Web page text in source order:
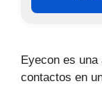
Eyecon es
contactos en